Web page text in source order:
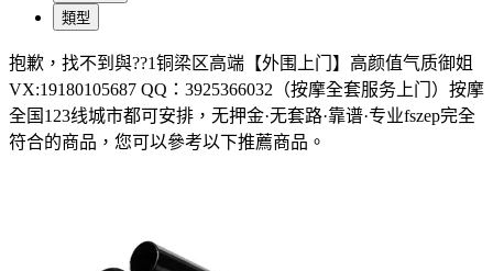
類型
抱歉， 找不到與??1铜梁区高端【外围上门】高颜值气质御姐
VX:19180105687 QQ：3925366032（按摩全套服务上门）按摩
全国123线城市都可安排，无押金·无套路·靠谱·专业fszep完全
符合的商品，您可以參考以下推薦商品 。